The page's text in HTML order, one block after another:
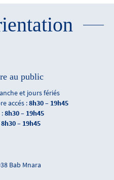
au public
et jours fériés
accés :8h30 – 19h45
8h30 – 19h45
8h30 – 19h45
Bab Mnara